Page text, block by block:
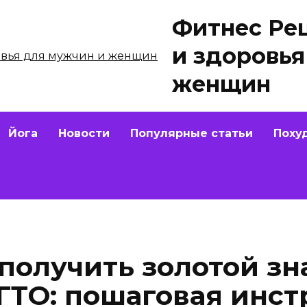
Фитнес
и
женщин
Йога Новости Популярные статьи
золотой
пошаговая